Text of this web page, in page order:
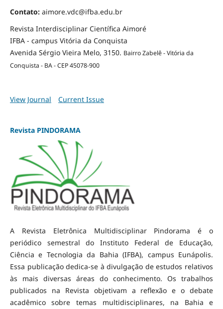
Contato:aimore.vdc@ifba.edu.br
Revista Interdisciplinar Científica Aimoré
IFBA - campus Vitória da Conquista
Avenida Sérgio Vieira Melo, 3150. Bairro Zabelê - Vitória da
Conquista - BA - CEP 45078-900
View Journal Current Issue
Revista PINDORAMA
A Revista Eletrônica Multidisciplinar Pindorama é o
periódico semestral do Instituto Federal de Educação,
Ciência e Tecnologia da Bahia (IFBA), campus Eunápolis.
Essa publicação dedica-se à divulgação de estudos relativos
às mais diversas áreas do conhecimento. Os trabalhos
publicados na Revista objetivam a reflexão e o debate
acadêmico sobre temas multidisciplinares, na Bahia e